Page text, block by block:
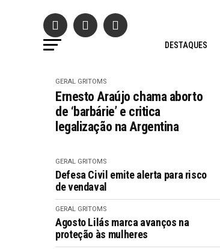
DESTAQUES
GERAL GRITOMS
Ernesto Araújo chama aborto
de ‘barbárie’ e critica
legalização na Argentina
GERAL GRITOMS
Defesa Civil emite alerta para risco
de vendaval
GERAL GRITOMS
Agosto Lilás marca avanços na
proteção às mulheres